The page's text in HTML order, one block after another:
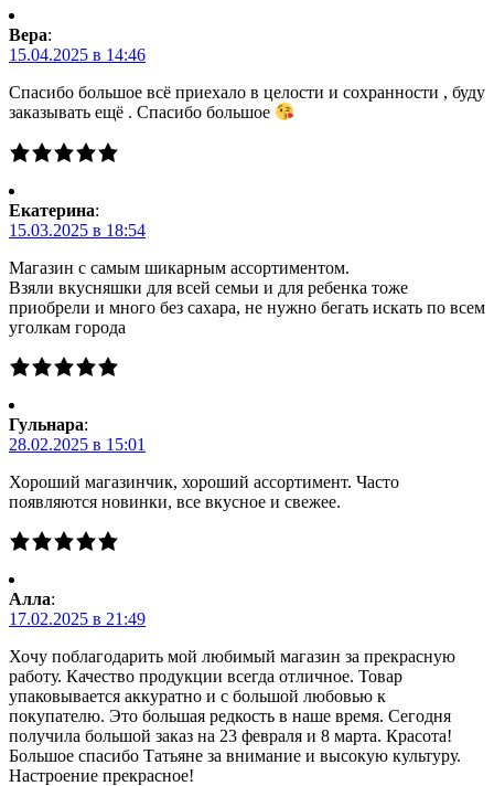
Вера:
15.04.2025 в 14:46
Спасибо большое всё приехало в целости и сохранности , буду
заказывать ещё . Спасибо большое
Екатерина:
15.03.2025 в 18:54
Магазин с самым шикарным ассортиментом.
Взяли вкусняшки для всей семьи и для ребенка тоже
приобрели и много без сахара, не нужно бегать искать по всем
уголкам города
Гульнара:
28.02.2025 в 15:01
Хороший магазинчик, хороший ассортимент. Часто
появляются новинки, все вкусное и свежее.
Алла:
17.02.2025 в 21:49
Хочу поблагодарить мой любимый магазин за прекрасную
работу. Качество продукции всегда отличное. Товар
упаковывается аккуратно и с большой любовью к
покупателю. Это большая редкость в наше время. Сегодня
получила большой заказ на 23 февраля и 8 марта. Красота!
Большое спасибо Татьяне за внимание и высокую культуру.
Настроение прекрасное!